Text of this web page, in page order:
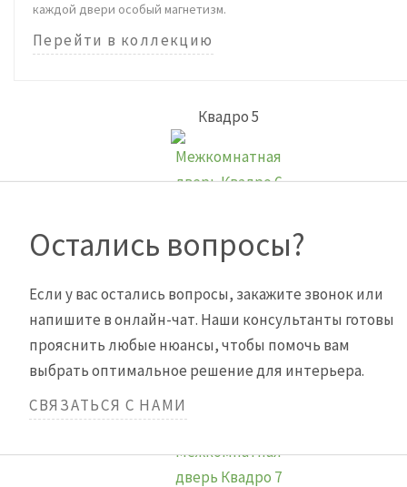
Квадро 5
каждой двери особый магнетизм.
Перейти в коллекцию
Остались вопросы?
Если у вас остались вопросы, закажите звонок или
напишите в онлайн-чат. Наши консультанты готовы
прояснить любые нюансы, чтобы помочь вам
выбрать оптимальное решение для интерьера.
СВЯЗАТЬСЯ С НАМИ